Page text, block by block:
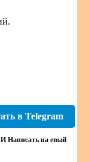
в Telegram
Написать на email